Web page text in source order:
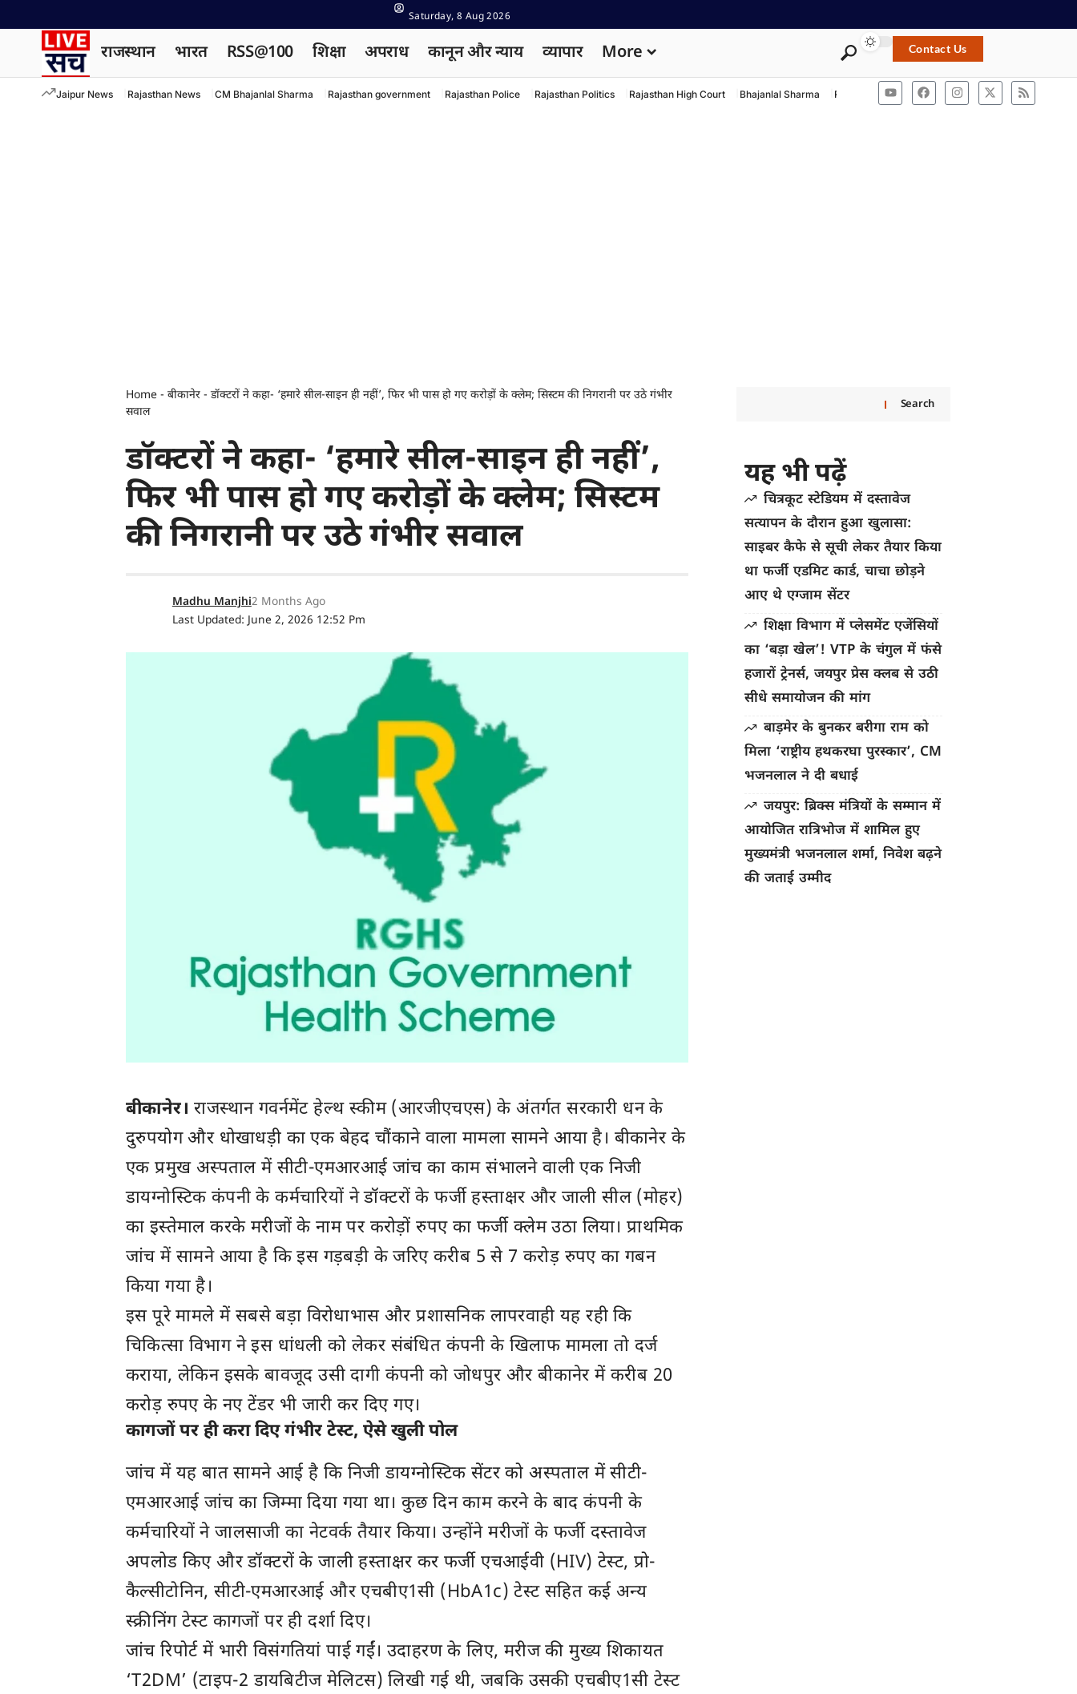
Saturday, 8 Aug 2026
राजस्थान भारत RSS@100 शिक्षा अपराध कानून और न्याय व्यापार More Contact Us
Jaipur News Rajasthan News CM Bhajanlal Sharma Rajasthan government Rajasthan Police Rajasthan Politics Rajasthan High Court Bhajanlal Sharma Rashtriya Swayamsevak Sangh ACB Rajasthan
Home - बीकानेर - डॉक्टरों ने कहा- ‘हमारे सील-साइन ही नहीं’, फिर भी पास हो गए करोड़ों के क्लेम; सिस्टम की निगरानी पर उठे गंभीर
सवाल
डॉक्टरों ने कहा- ‘हमारे सील-साइन ही नहीं’,
फिर भी पास हो गए करोड़ों के क्लेम; सिस्टम
की निगरानी पर उठे गंभीर सवाल
Last Updated: June 2, 2026 12:52 Pm
Madhu Manjhi2 Months Ago
बीकानेर। राजस्थान गवर्नमेंट हेल्थ स्कीम (आरजीएचएस) के अंतर्गत सरकारी धन के
दुरुपयोग और धोखाधड़ी का एक बेहद चौंकाने वाला मामला सामने आया है। बीकानेर के
एक प्रमुख अस्पताल में सीटी-एमआरआई जांच का काम संभालने वाली एक निजी
डायग्नोस्टिक कंपनी के कर्मचारियों ने डॉक्टरों के फर्जी हस्ताक्षर और जाली सील (मोहर)
का इस्तेमाल करके मरीजों के नाम पर करोड़ों रुपए का फर्जी क्लेम उठा लिया। प्राथमिक
जांच में सामने आया है कि इस गड़बड़ी के जरिए करीब 5 से 7 करोड़ रुपए का गबन
किया गया है।
इस पूरे मामले में सबसे बड़ा विरोधाभास और प्रशासनिक लापरवाही यह रही कि
चिकित्सा विभाग ने इस धांधली को लेकर संबंधित कंपनी के खिलाफ मामला तो दर्ज
कराया, लेकिन इसके बावजूद उसी दागी कंपनी को जोधपुर और बीकानेर में करीब 20
करोड़ रुपए के नए टेंडर भी जारी कर दिए गए।
कागजों पर ही करा दिए गंभीर टेस्ट, ऐसे खुली पोल
जांच में यह बात सामने आई है कि निजी डायग्नोस्टिक सेंटर को अस्पताल में सीटी-
एमआरआई जांच का जिम्मा दिया गया था। कुछ दिन काम करने के बाद कंपनी के
कर्मचारियों ने जालसाजी का नेटवर्क तैयार किया। उन्होंने मरीजों के फर्जी दस्तावेज
अपलोड किए और डॉक्टरों के जाली हस्ताक्षर कर फर्जी एचआईवी (HIV) टेस्ट, प्रो-
कैल्सीटोनिन, सीटी-एमआरआई और एचबीए1सी (HbA1c) टेस्ट सहित कई अन्य
स्क्रीनिंग टेस्ट कागजों पर ही दर्शा दिए।
जांच रिपोर्ट में भारी विसंगतियां पाई गईं। उदाहरण के लिए, मरीज की मुख्य शिकायत
‘T2DM’ (टाइप-2 डायबिटीज मेलिटस) लिखी गई थी, जबकि उसकी एचबीए1सी टेस्ट
Search
यह भी पढ़ें
चित्रकूट स्टेडियम में दस्तावेज
सत्यापन के दौरान हुआ खुलासा:
साइबर कैफे से सूची लेकर तैयार किया
था फर्जी एडमिट कार्ड, चाचा छोड़ने
आए थे एग्जाम सेंटर
शिक्षा विभाग में प्लेसमेंट एजेंसियों
का ‘बड़ा खेल’! VTP के चंगुल में फंसे
हजारों ट्रेनर्स, जयपुर प्रेस क्लब से उठी
सीधे समायोजन की मांग
बाड़मेर के बुनकर बरीगा राम को
मिला ‘राष्ट्रीय हथकरघा पुरस्कार’, CM
भजनलाल ने दी बधाई
जयपुर: ब्रिक्स मंत्रियों के सम्मान में
आयोजित रात्रिभोज में शामिल हुए
मुख्यमंत्री भजनलाल शर्मा, निवेश बढ़ने
की जताई उम्मीद